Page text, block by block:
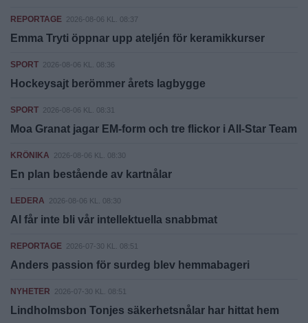
REPORTAGE 2026-08-06 KL. 08:37
Emma Tryti öppnar upp ateljén för keramikkurser
SPORT 2026-08-06 KL. 08:36
Hockeysajt berömmer årets lagbygge
SPORT 2026-08-06 KL. 08:31
Moa Granat jagar EM-form och tre flickor i All-Star Team
KRÖNIKA 2026-08-06 KL. 08:30
En plan bestående av kartnålar
LEDERA 2026-08-06 KL. 08:30
AI får inte bli vår intellektuella snabbmat
REPORTAGE 2026-07-30 KL. 08:51
Anders passion för surdeg blev hemmabageri
NYHETER 2026-07-30 KL. 08:51
Lindholmsbon Tonjes säkerhetsnålar har hittat hem